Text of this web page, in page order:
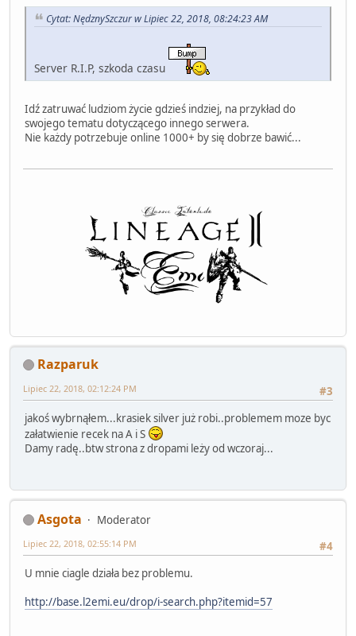
Cytat: NędznySzczur w Lipiec 22, 2018, 08:24:23 AM
Server R.I.P, szkoda czasu
Idź zatruwać ludziom życie gdzieś indziej, na przykład do
swojego tematu dotyczącego innego serwera.
Nie każdy potrzebuje online 1000+ by się dobrze bawić...
Razparuk
#3
Lipiec 22, 2018, 02:12:24 PM
jakoś wybrnąłem...krasiek silver już robi..problemem moze byc
załatwienie recek na A i S
Damy radę..btw strona z dropami leży od wczoraj...
Asgota
Moderator
#4
Lipiec 22, 2018, 02:55:14 PM
U mnie ciagle działa bez problemu.
http://base.l2emi.eu/drop/i-search.php?itemid=57